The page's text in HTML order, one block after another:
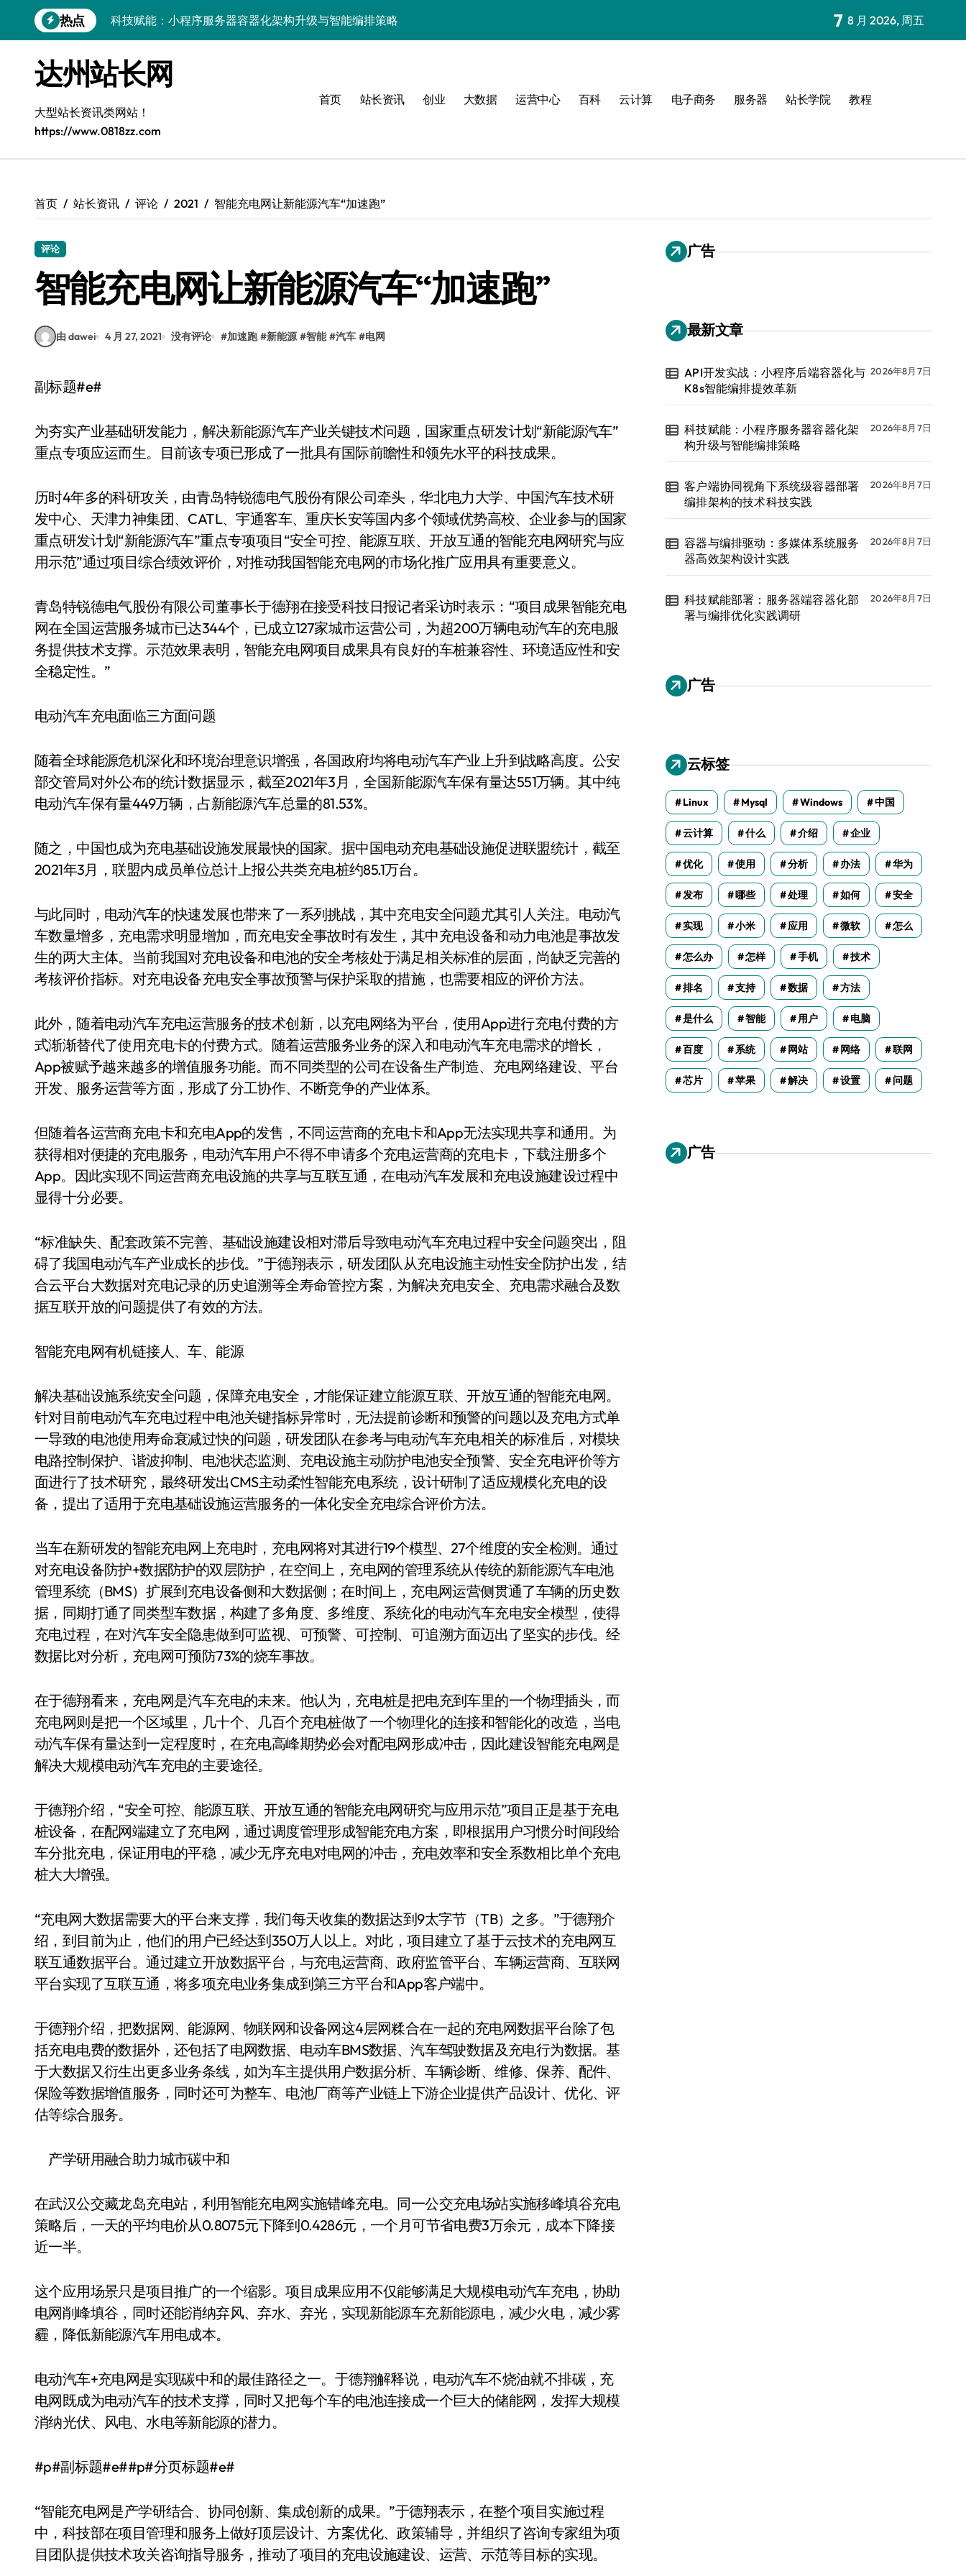
到
热点
科技赋能：小程序服务器容器化架构升级与智能编排策略
容器与编排驱动：多媒体系统服务器高效架构设计实践
科技赋能部署：服务器端容器化部署与编排优化实践调研
Windows下鸿蒙运行库配置全解析
Windows多媒体开发环境搭建与运行库管理指南
Windows微服务网关运行库高效配置指南
API开发实战：小程序后端容器化与K8s智能编排提效革新
7 8 月 2026, 周五
达州站长网
大型站长资讯类网站！
https://www.0818zz.com
首页 站长资讯 创业 大数据 运营中心 百科 云计算 电子商务 服务器 站长学院 教程
首页 站长资讯 评论 2021 智能充电网让新能源汽车“加速跑”
评论
智能充电网让新能源汽车“加速跑”
由 dawei 4 月 27, 2021 没有评论 #加速跑 #新能源 #智能 #汽车 #电网
副标题#e#
为夯实产业基础研发能力，解决新能源汽车产业关键技术问题，国家重点研发计划“新能源汽车”
重点专项应运而生。目前该专项已形成了一批具有国际前瞻性和领先水平的科技成果。
历时4年多的科研攻关，由青岛特锐德电气股份有限公司牵头，华北电力大学、中国汽车技术研
发中心、天津力神集团、CATL、宇通客车、重庆长安等国内多个领域优势高校、企业参与的国家
重点研发计划“新能源汽车”重点专项项目“安全可控、能源互联、开放互通的智能充电网研究与应
用示范”通过项目综合绩效评价，对推动我国智能充电网的市场化推广应用具有重要意义。
青岛特锐德电气股份有限公司董事长于德翔在接受科技日报记者采访时表示：“项目成果智能充电
网在全国运营服务城市已达344个，已成立127家城市运营公司，为超200万辆电动汽车的充电服
务提供技术支撑。示范效果表明，智能充电网项目成果具有良好的车桩兼容性、环境适应性和安
全稳定性。”
电动汽车充电面临三方面问题
随着全球能源危机深化和环境治理意识增强，各国政府均将电动汽车产业上升到战略高度。公安
部交管局对外公布的统计数据显示，截至2021年3月，全国新能源汽车保有量达551万辆。其中纯
电动汽车保有量449万辆，占新能源汽车总量的81.53%。
随之，中国也成为充电基础设施发展最快的国家。据中国电动充电基础设施促进联盟统计，截至
2021年3月，联盟内成员单位总计上报公共类充电桩约85.1万台。
与此同时，电动汽车的快速发展也带来了一系列挑战，其中充电安全问题尤其引人关注。电动汽
车数量增多，充电需求明显增加，而充电安全事故时有发生，其中充电设备和动力电池是事故发
生的两大主体。当前我国对充电设备和电池的安全考核处于满足相关标准的层面，尚缺乏完善的
考核评价指标。对充电设备充电安全事故预警与保护采取的措施，也需要相应的评价方法。
此外，随着电动汽车充电运营服务的技术创新，以充电网络为平台，使用App进行充电付费的方
式渐渐替代了使用充电卡的付费方式。随着运营服务业务的深入和电动汽车充电需求的增长，
App被赋予越来越多的增值服务功能。而不同类型的公司在设备生产制造、充电网络建设、平台
开发、服务运营等方面，形成了分工协作、不断竞争的产业体系。
但随着各运营商充电卡和充电App的发售，不同运营商的充电卡和App无法实现共享和通用。为
获得相对便捷的充电服务，电动汽车用户不得不申请多个充电运营商的充电卡，下载注册多个
App。因此实现不同运营商充电设施的共享与互联互通，在电动汽车发展和充电设施建设过程中
显得十分必要。
“标准缺失、配套政策不完善、基础设施建设相对滞后导致电动汽车充电过程中安全问题突出，阻
碍了我国电动汽车产业成长的步伐。”于德翔表示，研发团队从充电设施主动性安全防护出发，结
合云平台大数据对充电记录的历史追溯等全寿命管控方案，为解决充电安全、充电需求融合及数
据互联开放的问题提供了有效的方法。
智能充电网有机链接人、车、能源
解决基础设施系统安全问题，保障充电安全，才能保证建立能源互联、开放互通的智能充电网。
针对目前电动汽车充电过程中电池关键指标异常时，无法提前诊断和预警的问题以及充电方式单
一导致的电池使用寿命衰减过快的问题，研发团队在参考与电动汽车充电相关的标准后，对模块
电路控制保护、谐波抑制、电池状态监测、充电设施主动防护电池安全预警、安全充电评价等方
面进行了技术研究，最终研发出CMS主动柔性智能充电系统，设计研制了适应规模化充电的设
备，提出了适用于充电基础设施运营服务的一体化安全充电综合评价方法。
当车在新研发的智能充电网上充电时，充电网将对其进行19个模型、27个维度的安全检测。通过
对充电设备防护+数据防护的双层防护，在空间上，充电网的管理系统从传统的新能源汽车电池
管理系统（BMS）扩展到充电设备侧和大数据侧；在时间上，充电网运营侧贯通了车辆的历史数
据，同期打通了同类型车数据，构建了多角度、多维度、系统化的电动汽车充电安全模型，使得
充电过程，在对汽车安全隐患做到可监视、可预警、可控制、可追溯方面迈出了坚实的步伐。经
数据比对分析，充电网可预防73%的烧车事故。
在于德翔看来，充电网是汽车充电的未来。他认为，充电桩是把电充到车里的一个物理插头，而
充电网则是把一个区域里，几十个、几百个充电桩做了一个物理化的连接和智能化的改造，当电
动汽车保有量达到一定程度时，在充电高峰期势必会对配电网形成冲击，因此建设智能充电网是
解决大规模电动汽车充电的主要途径。
于德翔介绍，“安全可控、能源互联、开放互通的智能充电网研究与应用示范”项目正是基于充电
桩设备，在配网端建立了充电网，通过调度管理形成智能充电方案，即根据用户习惯分时间段给
车分批充电，保证用电的平稳，减少无序充电对电网的冲击，充电效率和安全系数相比单个充电
桩大大增强。
“充电网大数据需要大的平台来支撑，我们每天收集的数据达到9太字节（TB）之多。”于德翔介
绍，到目前为止，他们的用户已经达到350万人以上。对此，项目建立了基于云技术的充电网互
联互通数据平台。通过建立开放数据平台，与充电运营商、政府监管平台、车辆运营商、互联网
平台实现了互联互通，将多项充电业务集成到第三方平台和App客户端中。
于德翔介绍，把数据网、能源网、物联网和设备网这4层网糅合在一起的充电网数据平台除了包
括充电电费的数据外，还包括了电网数据、电动车BMS数据、汽车驾驶数据及充电行为数据。基
于大数据又衍生出更多业务条线，如为车主提供用户数据分析、车辆诊断、维修、保养、配件、
保险等数据增值服务，同时还可为整车、电池厂商等产业链上下游企业提供产品设计、优化、评
估等综合服务。
产学研用融合助力城市碳中和
在武汉公交藏龙岛充电站，利用智能充电网实施错峰充电。同一公交充电场站实施移峰填谷充电
策略后，一天的平均电价从0.8075元下降到0.4286元，一个月可节省电费3万余元，成本下降接
近一半。
这个应用场景只是项目推广的一个缩影。项目成果应用不仅能够满足大规模电动汽车充电，协助
电网削峰填谷，同时还能消纳弃风、弃水、弃光，实现新能源车充新能源电，减少火电，减少雾
霾，降低新能源汽车用电成本。
电动汽车+充电网是实现碳中和的最佳路径之一。于德翔解释说，电动汽车不烧油就不排碳，充
电网既成为电动汽车的技术支撑，同时又把每个车的电池连接成一个巨大的储能网，发挥大规模
消纳光伏、风电、水电等新能源的潜力。
#p#副标题#e##p#分页标题#e#
“智能充电网是产学研结合、协同创新、集成创新的成果。”于德翔表示，在整个项目实施过程
中，科技部在项目管理和服务上做好顶层设计、方案优化、政策辅导，并组织了咨询专家组为项
目团队提供技术攻关咨询指导服务，推动了项目的充电设施建设、运营、示范等目标的实现。
广告
最新文章
API开发实战：小程序后端容器化与
K8s智能编排提效革新
2026年8月7日
科技赋能：小程序服务器容器化架
构升级与智能编排策略
2026年8月7日
客户端协同视角下系统级容器部署
编排架构的技术科技实践
2026年8月7日
容器与编排驱动：多媒体系统服务
器高效架构设计实践
2026年8月7日
科技赋能部署：服务器端容器化部
署与编排优化实践调研
2026年8月7日
广告
云标签
Linux Mysql Windows 中国
云计算 什么 介绍 企业
优化 使用 分析 办法 华为
发布 哪些 处理 如何 安全
实现 小米 应用 微软 怎么
怎么办 怎样 手机 技术
排名 支持 数据 方法
是什么 智能 用户 电脑
百度 系统 网站 网络 联网
芯片 苹果 解决 设置 问题
广告